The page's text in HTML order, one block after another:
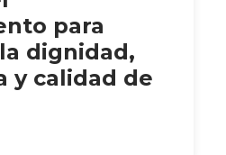
para
dignidad,
y calidad de